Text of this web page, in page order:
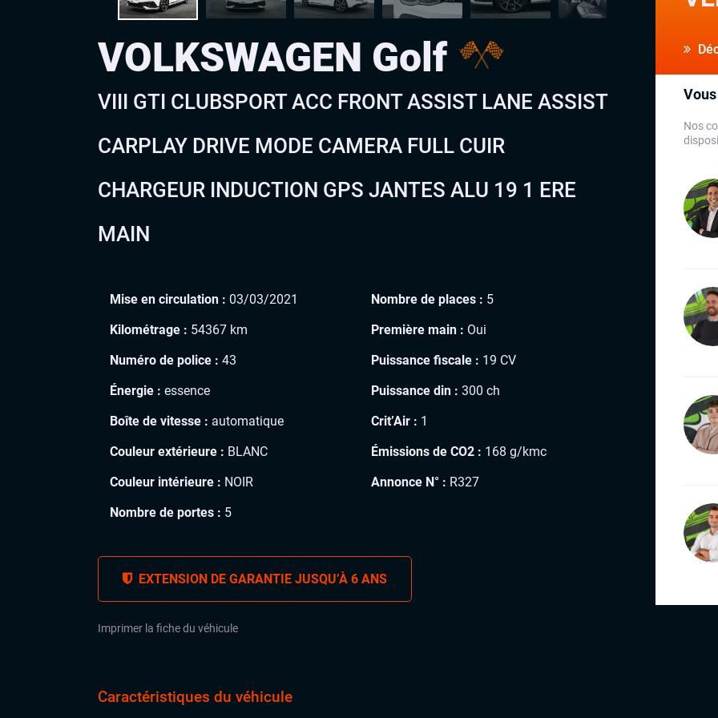
VOLKSWAGEN Golf
VIII GTI CLUBSPORT ACC FRONT ASSIST LANE ASSIST
CARPLAY DRIVE MODE CAMERA FULL CUIR
CHARGEUR INDUCTION GPS JANTES ALU 19 1 ERE
MAIN
Mise en circulation : 03/03/2021
Kilométrage : 54367 km
Numéro de police : 43
Énergie : essence
Boîte de vitesse : automatique
Couleur extérieure : BLANC
Couleur intérieure : NOIR
Nombre de portes : 5
Nombre de places : 5
Première main : Oui
Puissance fiscale : 19 CV
Puissance din : 300 ch
Crit’Air : 1
Émissions de CO2 : 168 g/kmc
Annonce N° : R327
EXTENSION DE GARANTIE JUSQU’À 6 ANS
Imprimer la fiche du véhicule
Nos
Caractéristiques du véhicule